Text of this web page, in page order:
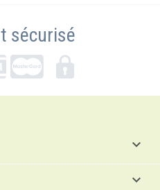
sécurisé

